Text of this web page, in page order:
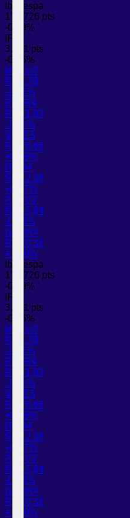
Ibovespa
177.726 pts
-0,09%
IFIX
3.781 pts
-0,06%
MGLU3
R$ 4,79
-2,64%
PETR4
R$ 41,93
-1,34%
VALE3
R$ 76,66
+0,46%
ITUB4
R$ 42,38
+0,67%
ABEV3
R$ 15,84
-0,19%
GGBR4
R$ 26,31
+1,70%
Ibovespa
177.726 pts
-0,09%
IFIX
3.781 pts
-0,06%
MGLU3
R$ 4,79
-2,64%
PETR4
R$ 41,93
-1,34%
VALE3
R$ 76,66
+0,46%
ITUB4
R$ 42,38
+0,67%
ABEV3
R$ 15,84
-0,19%
GGBR4
R$ 26,31
+1,70%